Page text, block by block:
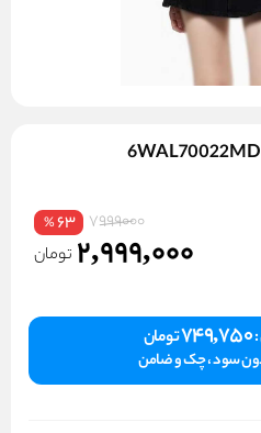
7999000
63
%
2,999,000 تومان
:
749,750تومان
سود ، چک و ضامن